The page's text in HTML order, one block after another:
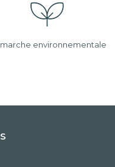
environnementale